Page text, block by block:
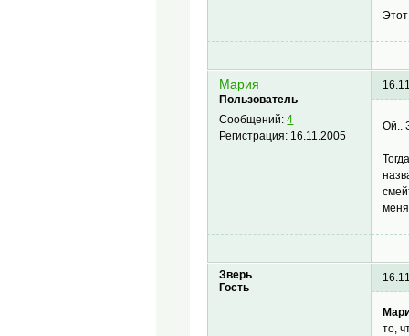
Мария
Пользователь
Сообщений:4
Регистрация: 16.11.2005
Ой..
Зверь
Гость
то,